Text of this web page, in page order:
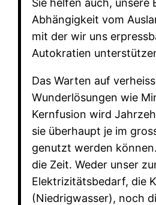
Sie helfen auch, unsere
Abhängigkeit vom
mit der wir uns
Autokratien
Das Warten auf
Wunderlösungen wie
Kernfusion wird
sie überhaupt je im
genutzt werden
die Zeit. Weder unser
Elektrizitätsbedarf, die
(Niedrigwasser), noch